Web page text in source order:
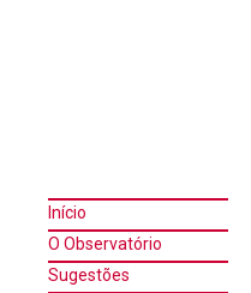
Início
O Observatório
Sugestões